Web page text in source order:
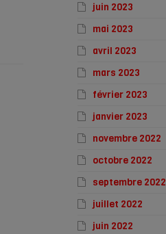
juin 2023
mai 2023
avril 2023
mars 2023
février 2023
janvier 2023
novembre 2022
octobre 2022
septembre 2022
juillet 2022
juin 2022